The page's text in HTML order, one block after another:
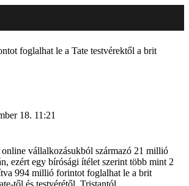
foglalhat le a Tate testvérektől a brit
18. 11:21
vállalkozásukból származó 21 millió
ezért egy bírósági ítélet szerint több mint 2
994 millió forintot foglalhat le a brit
től és testvérétől, Tristantól.